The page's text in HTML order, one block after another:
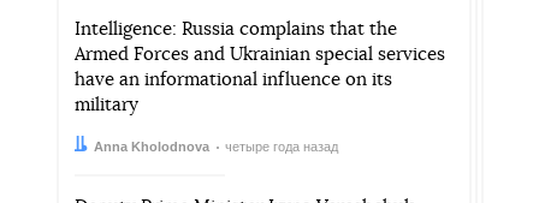
Intelligence: Russia complains that the
Armed Forces and Ukrainian special services
have an informational influence on its
military
Автор:Anna Kholodnova
Дата: четыре года назад